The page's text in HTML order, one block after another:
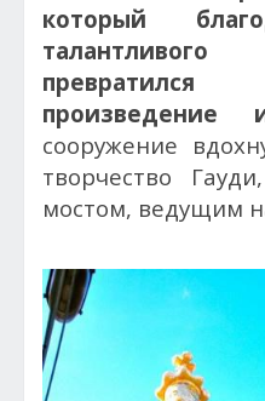
который
произведение
сооружение
творчество
мостом, ведущим